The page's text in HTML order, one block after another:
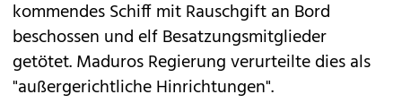
kommendes Schiff mit Rauschgift an Bord
beschossen und elf Besatzungsmitglieder
getötet. Maduros Regierung verurteilte dies als
"außergerichtliche Hinrichtungen".